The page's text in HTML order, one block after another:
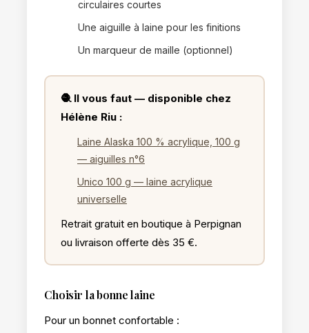
circulaires courtes
Une aiguille à laine pour les finitions
Un marqueur de maille (optionnel)
🧶 Il vous faut — disponible chez
Hélène Riu :
Laine Alaska 100 % acrylique, 100 g
— aiguilles n°6
Unico 100 g — laine acrylique
universelle
Retrait gratuit en boutique à Perpignan
ou livraison offerte dès 35 €.
Choisir la bonne laine
Pour un bonnet confortable :